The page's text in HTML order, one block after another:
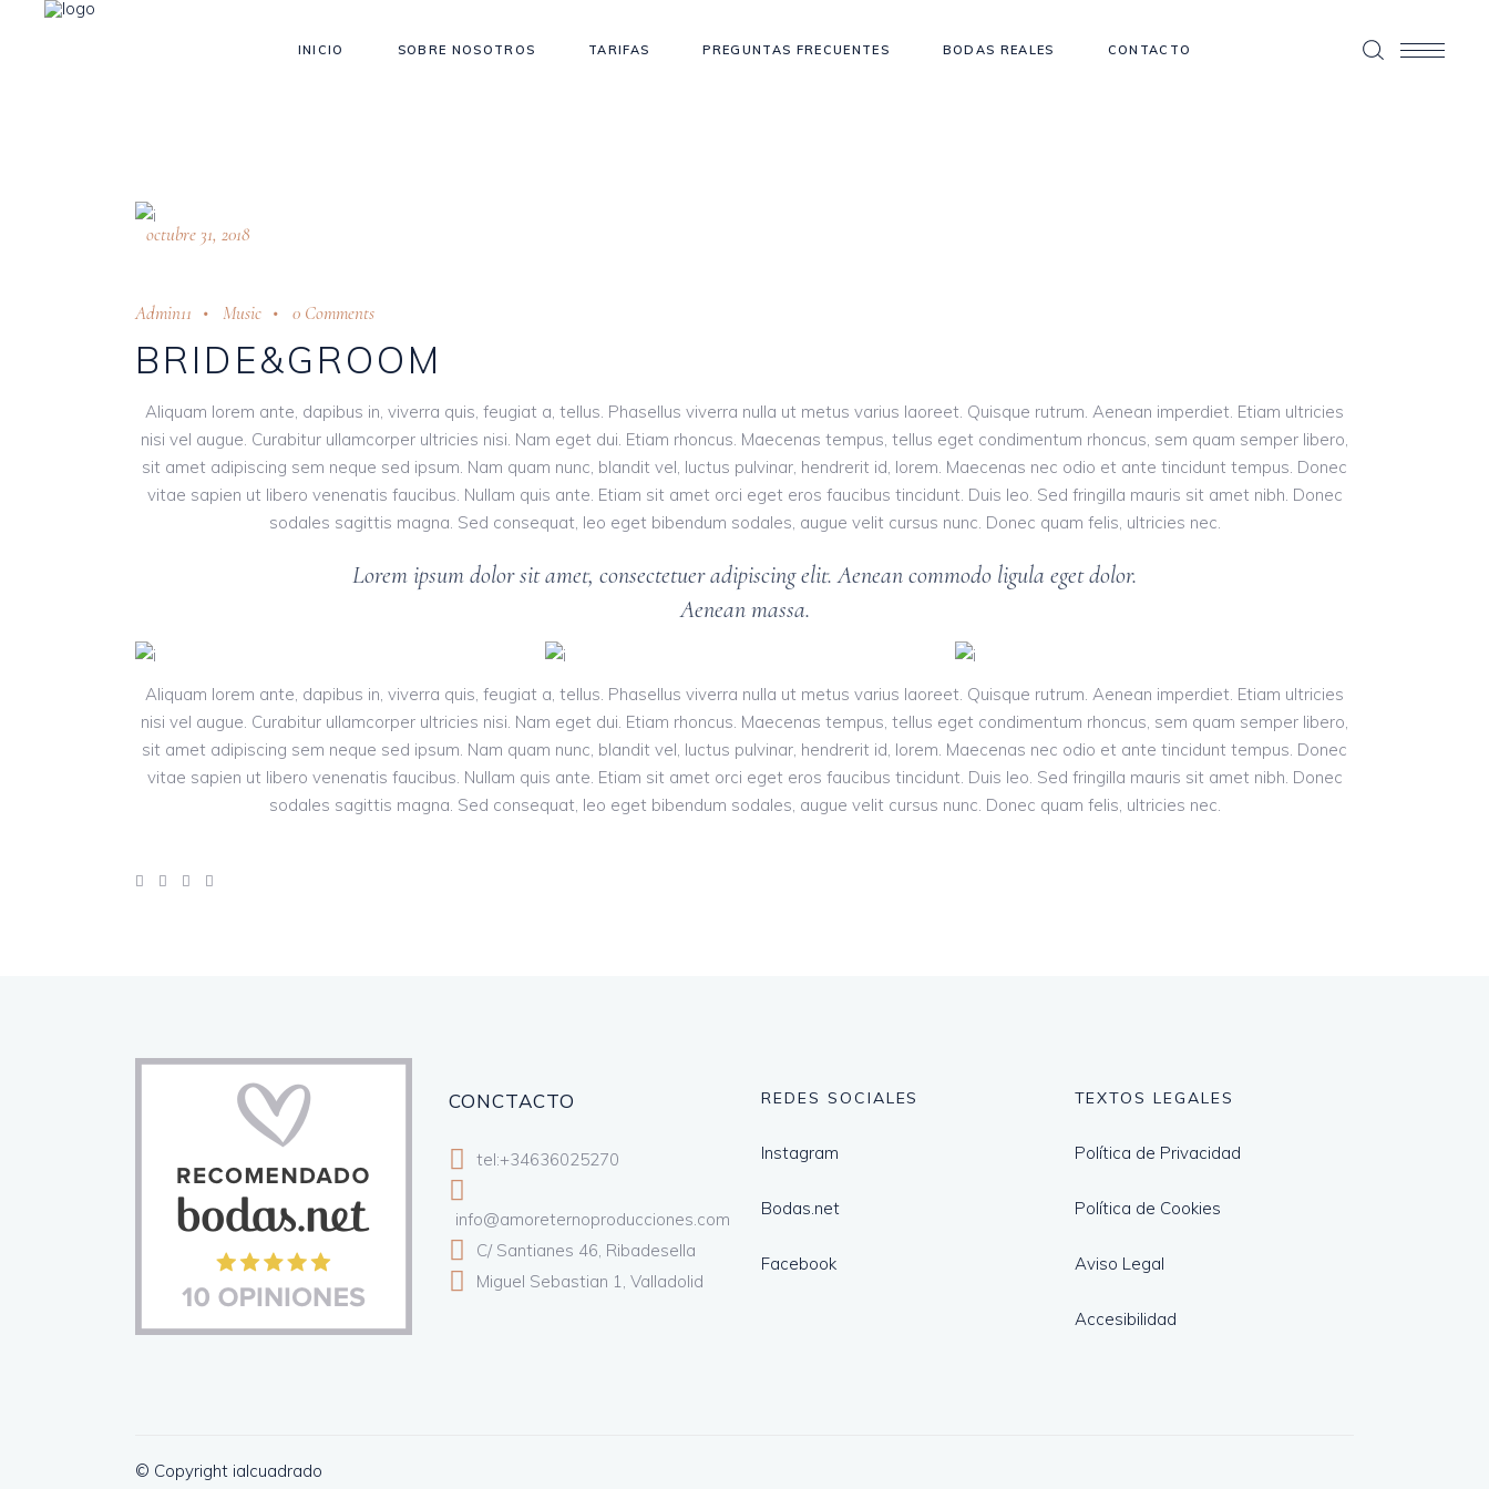
INICIO SOBRE NOSOTROS TARIFAS PREGUNTAS FRECUENTES BODAS REALES CONTACTO
octubre 31, 2018
Admin11 Music 0 Comments
BRIDE&GROOM
Aliquam lorem ante, dapibus in, viverra quis, feugiat a, tellus. Phasellus viverra nulla ut metus varius laoreet. Quisque rutrum. Aenean imperdiet. Etiam ultricies
nisi vel augue. Curabitur ullamcorper ultricies nisi. Nam eget dui. Etiam rhoncus. Maecenas tempus, tellus eget condimentum rhoncus, sem quam semper libero,
sit amet adipiscing sem neque sed ipsum. Nam quam nunc, blandit vel, luctus pulvinar, hendrerit id, lorem. Maecenas nec odio et ante tincidunt tempus. Donec
vitae sapien ut libero venenatis faucibus. Nullam quis ante. Etiam sit amet orci eget eros faucibus tincidunt. Duis leo. Sed fringilla mauris sit amet nibh. Donec
sodales sagittis magna. Sed consequat, leo eget bibendum sodales, augue velit cursus nunc. Donec quam felis, ultricies nec.
Lorem ipsum dolor sit amet, consectetuer adipiscing elit. Aenean commodo ligula eget dolor.
Aenean massa.
Aliquam lorem ante, dapibus in, viverra quis, feugiat a, tellus. Phasellus viverra nulla ut metus varius laoreet. Quisque rutrum. Aenean imperdiet. Etiam ultricies
nisi vel augue. Curabitur ullamcorper ultricies nisi. Nam eget dui. Etiam rhoncus. Maecenas tempus, tellus eget condimentum rhoncus, sem quam semper libero,
sit amet adipiscing sem neque sed ipsum. Nam quam nunc, blandit vel, luctus pulvinar, hendrerit id, lorem. Maecenas nec odio et ante tincidunt tempus. Donec
vitae sapien ut libero venenatis faucibus. Nullam quis ante. Etiam sit amet orci eget eros faucibus tincidunt. Duis leo. Sed fringilla mauris sit amet nibh. Donec
sodales sagittis magna. Sed consequat, leo eget bibendum sodales, augue velit cursus nunc. Donec quam felis, ultricies nec.
CONCTACTO
tel:+34636025270
info@amoreternoproducciones.com
C/ Santianes 46, Ribadesella
Miguel Sebastian 1, Valladolid
REDES SOCIALES
Instagram
Bodas.net
Facebook
TEXTOS LEGALES
Política de Privacidad
Política de Cookies
Aviso Legal
Accesibilidad
© Copyright ialcuadrado